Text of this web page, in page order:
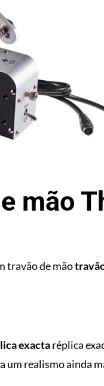
mão
travão de mão
exactaréplica
um realismo ainda